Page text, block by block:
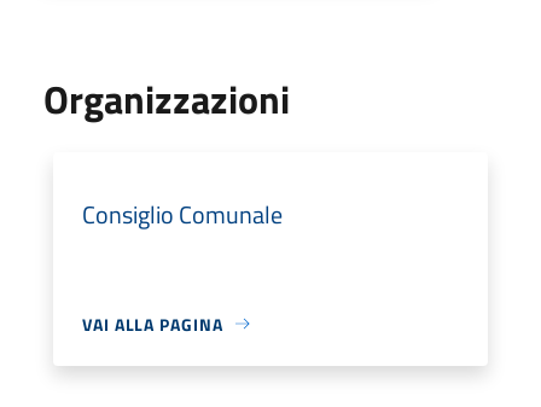
Organizzazioni
Consiglio Comunale
VAI ALLA PAGINA